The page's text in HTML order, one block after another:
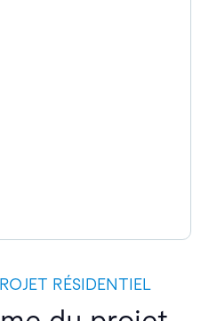
RÉSIDENTIEL